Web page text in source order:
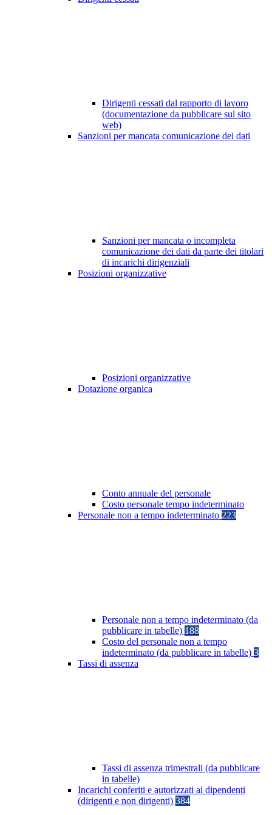
Dirigenti cessati dal rapporto di lavoro
(documentazione da pubblicare sul sito
web)
Sanzioni per mancata comunicazione dei dati
Sanzioni per mancata o incompleta
comunicazione dei dati da parte dei titolari
di incarichi dirigenziali
Posizioni organizzative
Posizioni organizzative
Dotazione organica
Conto annuale del personale
Costo personale tempo indeterminato
Personale non a tempo indeterminato 223
Personale non a tempo indeterminato (da
pubblicare in tabelle) 188
Costo del personale non a tempo
indeterminato (da pubblicare in tabelle) 3
Tassi di assenza
Tassi di assenza trimestrali (da pubblicare
in tabelle)
Incarichi conferiti e autorizzati ai dipendenti
(dirigenti e non dirigenti) 384